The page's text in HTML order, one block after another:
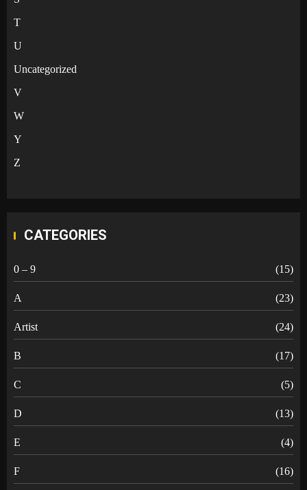
T
U
Uncategorized
V
W
Y
Z
CATEGORIES
0 – 9 (15)
A (23)
Artist (24)
B (17)
C (5)
D (13)
E (4)
F (16)